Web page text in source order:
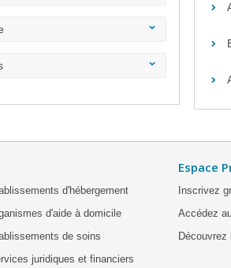
d'hébergement
d'aide à domicile
de soins
juridiques et financiers
Espace
Inscrivez
Accédez